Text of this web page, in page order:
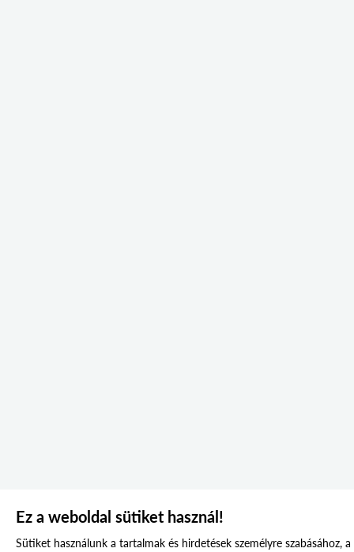
Ez a weboldal sütiket használ!
Sütiket használunk a tartalmak és hirdetések személyre szabásához,